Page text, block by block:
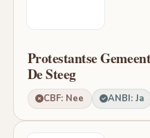
Protestantse
De Steeg
CBF: Nee ANBI: Ja